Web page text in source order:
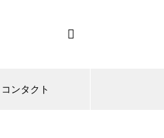
コンタクト